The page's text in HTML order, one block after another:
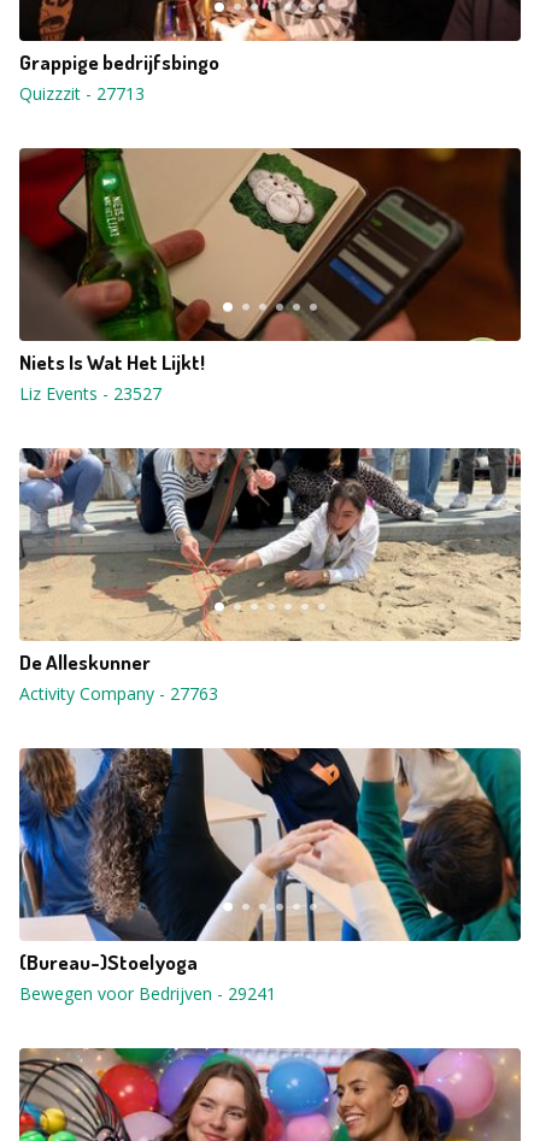
Grappige bedrijfsbingo
Quizzzit - 27713
Niets Is Wat Het Lijkt!
Liz Events - 23527
De Alleskunner
Activity Company - 27763
(Bureau-)Stoelyoga
Bewegen voor Bedrijven - 29241